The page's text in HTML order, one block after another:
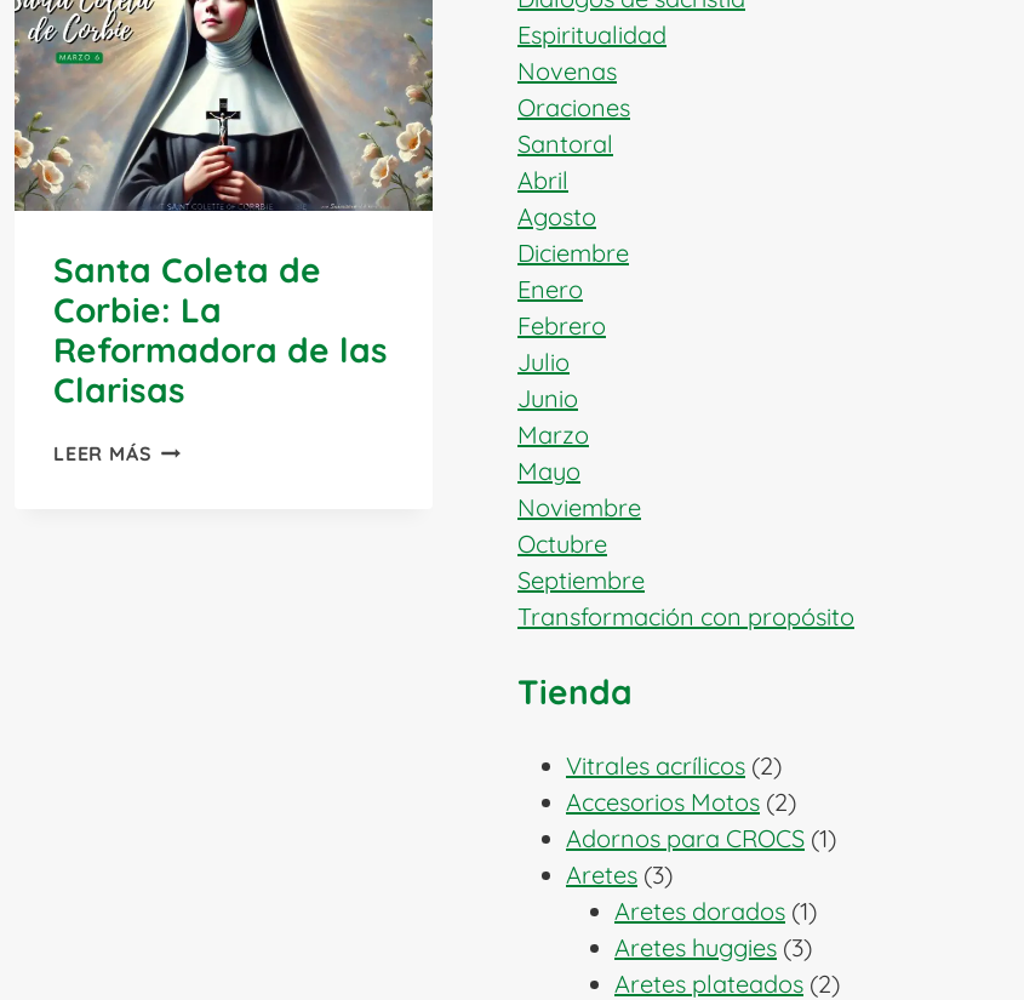
Santa Coleta de
Corbie: La
Reformadora de las
Clarisas
LEER MÁS SANTA
Espiritualidad
Novenas
Oraciones
Santoral
Abril
Agosto
Diciembre
Enero
Febrero
Julio
Junio
Marzo
Mayo
Noviembre
Octubre
Septiembre
Transformación con propósito
Tienda
Vitrales acrílicos 22
productos
Accesorios Motos 22
productos
Adornos para CROCS 11
Aretes 33
productos
Aretes dorados 11
producto
Aretes huggies 33
productos
Aretes plateados 22